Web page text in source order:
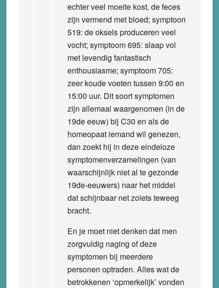
echter veel moeite kost, de feces
zijn vermend met bloed; symptoon
519: de oksels produceren veel
vocht; symptoom 695: slaap vol
met levendig fantastisch
enthousiasme; symptoom 705:
zeer koude voeten tussen 9:00 en
15:00 uur. Dit soort symptomen
zijn allemaal waargenomen (in de
19de eeuw) bij C30 en als de
homeopaat iemand wil genezen,
dan zoekt hij in deze eindeloze
symptomenverzamelingen (van
waarschijnlijk niet al te gezonde
19de-eeuwers) naar het middel
dat schijnbaar net zoiets teweeg
bracht.
En je moet niet denken dat men
zorgvuldig naging of deze
symptomen bij meerdere
personen optraden. Alles wat de
betrokkenen ‘opmerkelijk’ vonden